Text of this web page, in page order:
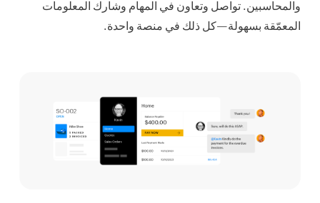
والمحاسبين. تواصل وتعاون في المهام وشارك المعلومات
المعمّقة بسهولة—كل ذلك في منصة واحدة.